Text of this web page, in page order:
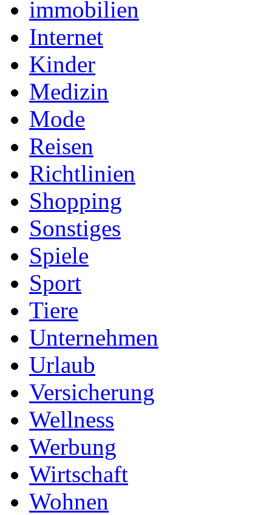
immobilien
Internet
Kinder
Medizin
Mode
Reisen
Richtlinien
Shopping
Sonstiges
Spiele
Sport
Tiere
Unternehmen
Urlaub
Versicherung
Wellness
Werbung
Wirtschaft
Wohnen